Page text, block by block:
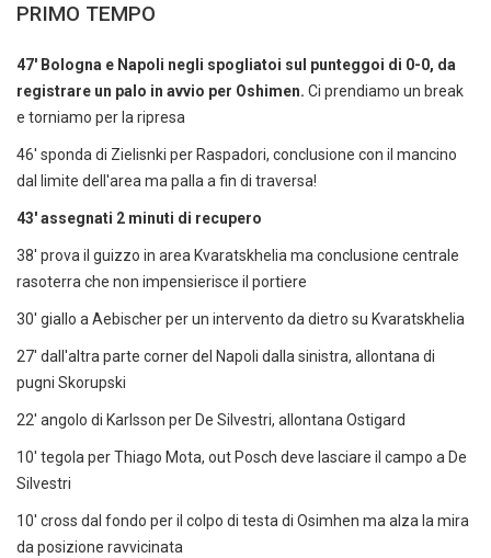
PRIMO TEMPO
47' Bologna e Napoli negli spogliatoi sul punteggoi di 0-0, da
registrare un palo in avvio per Oshimen. Ci prendiamo un break
e torniamo per la ripresa
46' sponda di Zielisnki per Raspadori, conclusione con il mancino
dal limite dell'area ma palla a fin di traversa!
43' assegnati 2 minuti di recupero
38' prova il guizzo in area Kvaratskhelia ma conclusione centrale
rasoterra che non impensierisce il portiere
30' giallo a Aebischer per un intervento da dietro su Kvaratskhelia
27' dall'altra parte corner del Napoli dalla sinistra, allontana di
pugni Skorupski
22' angolo di Karlsson per De Silvestri, allontana Ostigard
10' tegola per Thiago Mota, out Posch deve lasciare il campo a De
Silvestri
10' cross dal fondo per il colpo di testa di Osimhen ma alza la mira
da posizione ravvicinata